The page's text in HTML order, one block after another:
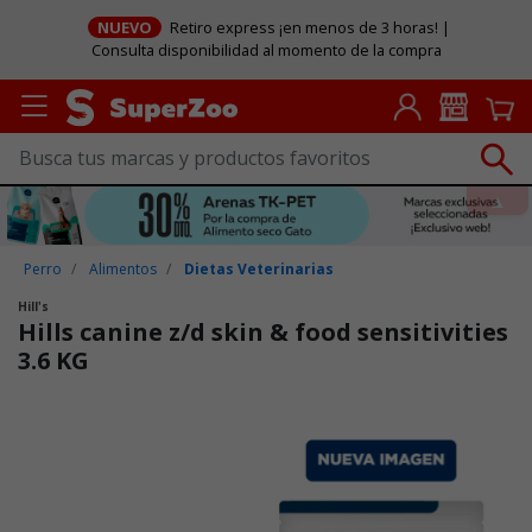
NUEVO
Retiro express ¡en menos de 3 horas! |
Consulta disponibilidad al momento de la compra
Perro Alimentos Dietas Veterinarias
Hill's
Hills canine z/d skin & food sensitivities
3.6 KG